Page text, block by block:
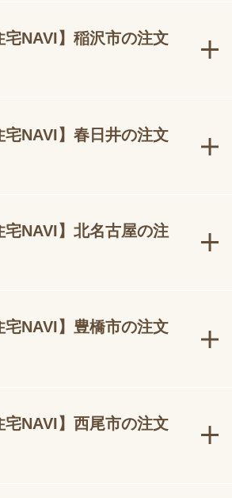
宅NAVI】稲沢市の注文
宅NAVI】春日井の注文
宅NAVI】北名古屋の注
宅NAVI】豊橋市の注文
宅NAVI】西尾市の注文